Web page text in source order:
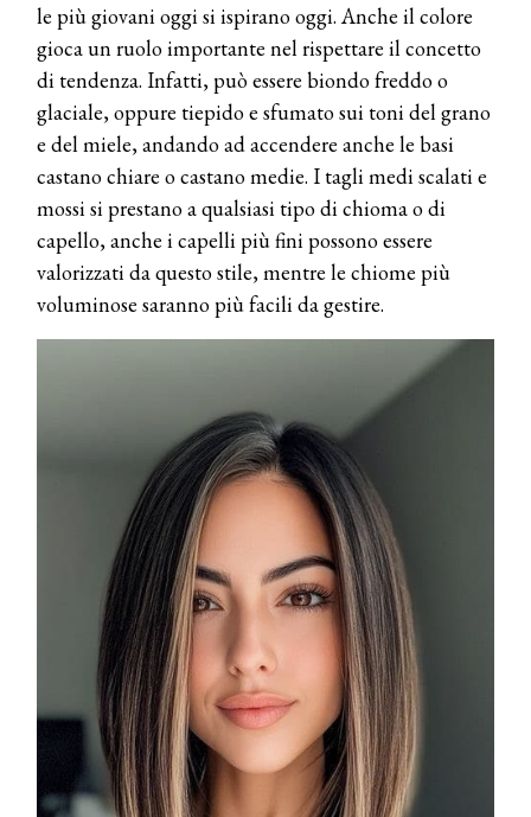
le più giovani oggi si ispirano oggi. Anche il colore
gioca un ruolo importante nel rispettare il concetto
di tendenza. Infatti, può essere biondo freddo o
glaciale, oppure tiepido e sfumato sui toni del grano
e del miele, andando ad accendere anche le basi
castano chiare o castano medie. I tagli medi scalati e
mossi si prestano a qualsiasi tipo di chioma o di
capello, anche i capelli più fini possono essere
valorizzati da questo stile, mentre le chiome più
voluminose saranno più facili da gestire.